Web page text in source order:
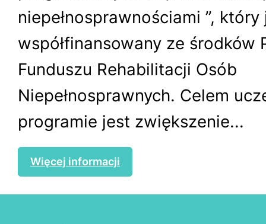
niepełnosprawnościami ”, który
współfinansowany ze środków
Funduszu Rehabilitacji Osób
Niepełnosprawnych. Celem
programie jest zwiększenie...
Więcej informacji